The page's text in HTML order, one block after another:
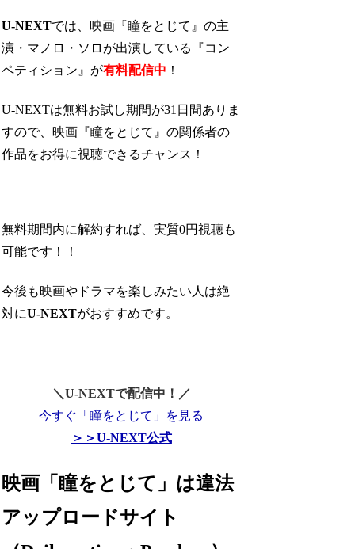
U-NEXTでは、映画『瞳をとじて』の主
演・マノロ・ソロが出演している『コン
ペティション』が有料配信中 ！
U-NEXTは無料お試し期間が31日間ありま
すので、映画『瞳をとじて』の関係者の
作品をお得に視聴できるチャンス！
無料期間内に解約すれば、実質0円視聴も
可能です！！
今後も映画やドラマを楽しみたい人は絶
対にU-NEXTがおすすめです。
＼U-NEXTで配信中！／
今すぐ「瞳をとじて」を見る
＞＞U-NEXT公式
映画「瞳をとじて」は違法
アップロードサイト